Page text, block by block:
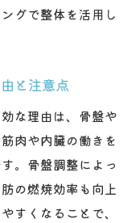
グで整体を活用し
と注意点
な理由は、骨盤や
肉や内臓の働きを
。骨盤調整によっ
の燃焼効率も向上
すくなることで、